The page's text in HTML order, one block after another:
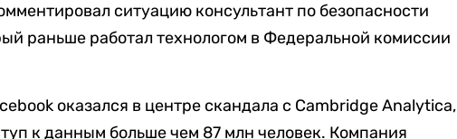
ситуацию консультант по безопасности
раньше работал технологом в Федеральной комиссии
оказался в центре скандала с Cambridge Analytica,
к данным больше чем 87 млн человек. Компания